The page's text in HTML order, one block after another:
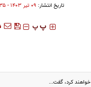
تاریخ انتشار: ۰۹ تير ۱۴۰۳ - ۱۲:۳۵
‍‍‍ پ پ
کرد، گفت...